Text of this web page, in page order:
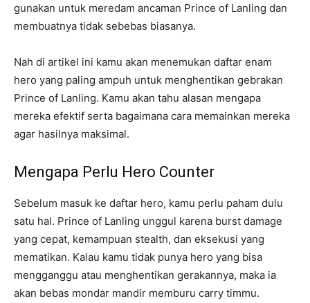
gunakan untuk meredam ancaman Prince of Lanling dan
membuatnya tidak sebebas biasanya.
Nah di artikel ini kamu akan menemukan daftar enam
hero yang paling ampuh untuk menghentikan gebrakan
Prince of Lanling. Kamu akan tahu alasan mengapa
mereka efektif serta bagaimana cara memainkan mereka
agar hasilnya maksimal.
Mengapa Perlu Hero Counter
Sebelum masuk ke daftar hero, kamu perlu paham dulu
satu hal. Prince of Lanling unggul karena burst damage
yang cepat, kemampuan stealth, dan eksekusi yang
mematikan. Kalau kamu tidak punya hero yang bisa
mengganggu atau menghentikan gerakannya, maka ia
akan bebas mondar mandir memburu carry timmu.